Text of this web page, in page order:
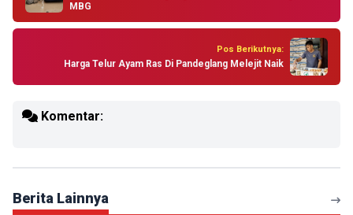
MBG
Pos Berikutnya:
Harga Telur Ayam Ras Di Pandeglang Melejit Naik
Komentar:
Berita Lainnya